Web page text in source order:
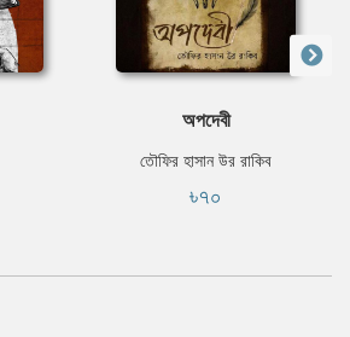
অপদেবী
তৌফির হাসান উর রাকিব
৳৭০